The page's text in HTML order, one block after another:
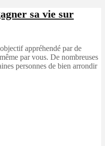
sa vie sur
appréhendé par de
par vous. De nombreuses
personnes de bien arrondir